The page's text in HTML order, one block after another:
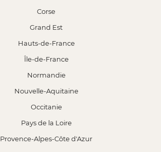
Corse
Grand Est
Hauts-de-France
Île-de-France
Normandie
Nouvelle-Aquitaine
Occitanie
Pays de la Loire
Provence-Alpes-Côte d'Azur